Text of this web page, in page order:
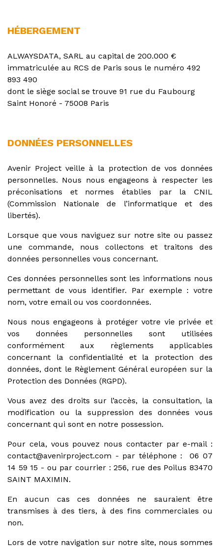
HÉBERGEMENT
ALWAYSDATA, SARL au capital de 200.000 €
immatriculée au RCS de Paris sous le numéro 492
893 490
dont le siège social se trouve 91 rue du Faubourg
Saint Honoré - 75008 Paris
DONNÉES PERSONNELLES
Avenir Project veille à la protection de vos données
personnelles. Nous nous engageons à respecter les
préconisations et normes établies par la CNIL
(Commission Nationale de l’informatique et des
libertés).
Lorsque que vous naviguez sur notre site ou passez
une commande, nous collectons et traitons des
données personnelles vous concernant.
Ces données personnelles sont les informations nous
permettant de vous identifier. Par exemple : votre
nom, votre email ou vos coordonnées.
Nous nous engageons à protéger votre vie privée et
vos données personnelles sont utilisées
conformément aux règlements applicables
concernant la confidentialité et la protection des
données, dont le Règlement Général européen sur la
Protection des Données (RGPD).
Vous avez des droits sur l’accès, la consultation, la
modification ou la suppression des données vous
concernant qui sont en notre possession.
Pour cela, vous pouvez nous contacter par e-mail :
contact@avenirproject.com - par téléphone : 06 07
14 59 15 - ou par courrier : 256, rue des Poilus 83470
SAINT MAXIMIN.
En aucun cas ces données ne sauraient être
transmises à des tiers, à des fins commerciales ou
non.
Lors de votre navigation sur notre site, nous sommes